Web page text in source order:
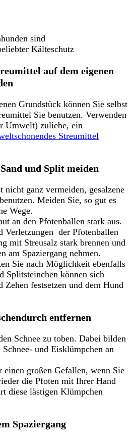
sind
Kälteschutz
auf dem eigenen
Grundstück können Sie selbst
Sie benutzen. Verwenden
Umwelt) zuliebe, ein
Streumittel
und Split meiden
nicht ganz vermeiden, gesalzene
Meiden Sie, so gut es
Wege.
an den Pfotenballen stark aus.
Verletzungen der Pfotenballen
mit Streusalz stark brennen und
am Spaziergang nehmen.
Sie nach Möglichkeit ebenfalls
Splitsteinchen können sich
Zehen festsetzen und dem Hund
entfernen
Schnee zu toben. Dabei bilden
und Eisklümpchen an
großen Gefallen, wenn Sie
die Pfoten mit Ihrer Hand
diese lästigen Klümpchen
Spaziergang